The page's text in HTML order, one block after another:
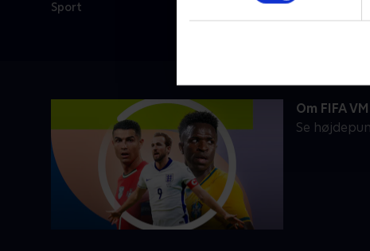
Sport
Om FIFA
Se